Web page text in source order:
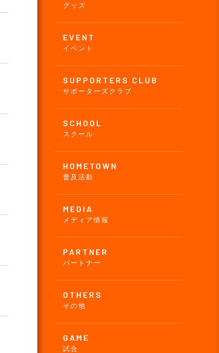
グッズ
EVENT
イベント
SUPPORTERS CLUB
サポーターズクラブ
SCHOOL
スクール
HOMETOWN
普及活動
MEDIA
メディア情報
PARTNER
パートナー
OTHERS
その他
GAME
試合